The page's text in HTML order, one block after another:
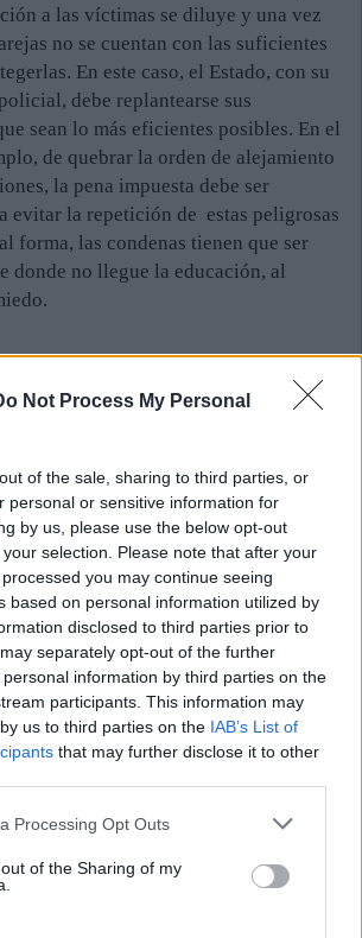
Not Process My Personal
of the sale, sharing to third parties, or
personal or sensitive information for
by us, please use the below opt-out
selection. Please note that after your
you may continue seeing
based on personal information utilized by
disclosed to third parties prior to
separately opt-out of the further
information by third parties on the
participants. This information may
us to third parties on the IAB’s List of
that may further disclose it to other
Processing Opt Outs
of the Sharing of my
a las víctimas se diluye y una vez
no se cuentan con las suficientes
En este caso, el Estado, con su
debe replantearse sus
sean lo más eficientes posibles. En el
de quebrar la orden de alejamiento
la pena impuesta debe ser
evitar la repetición de estas peligrosas
forma, las condenas tienen que ser
donde no llegue la educación, al